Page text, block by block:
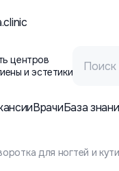
центров
и эстетики
ВрачиБаза
для ногтей и